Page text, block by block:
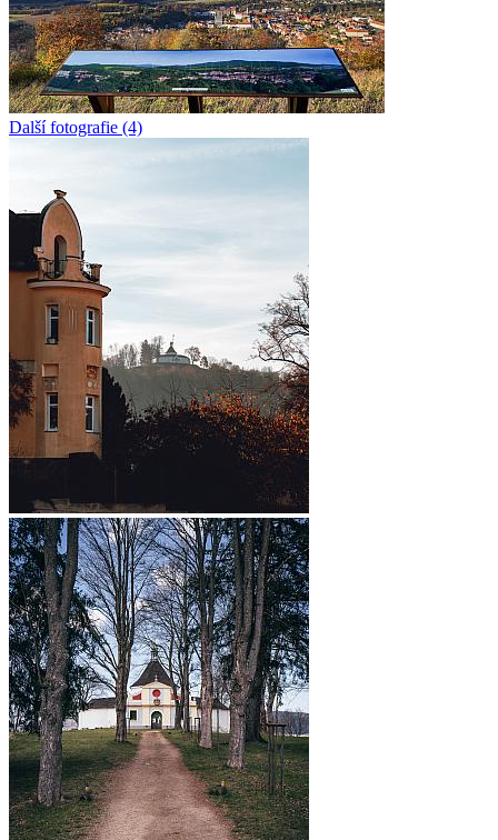
Další fotografie (4)